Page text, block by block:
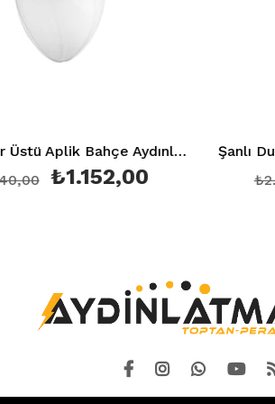
Şanlı Duvar Üstü Aplik Bahçe Aydınlatma Armatürü Şa 859
₺2.580,00